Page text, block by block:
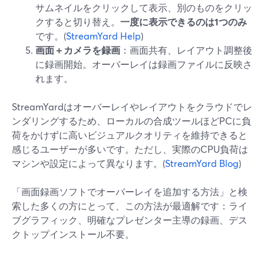
サムネイルをクリックして表示、別のものをクリッ
クすると切り替え。 一度に表示できるのは1つのみ
です。(StreamYard Help)
画面＋カメラを録画 ：画面共有、レイアウト調整後
に録画開始。オーバーレイは録画ファイルに反映さ
れます。
StreamYardはオーバーレイやレイアウトをクラウドでレ
ンダリングするため、ローカルの合成ツールほどPCに負
荷をかけずに高いビジュアルクオリティを維持できると
感じるユーザーが多いです。ただし、実際のCPU負荷は
マシンや設定によって異なります。(StreamYard Blog)
「画面録画ソフトでオーバーレイを追加する方法」と検
索した多くの方にとって、この方法が最適解です：ライ
ブグラフィック、明確なプレゼンター主導の録画、デス
クトップインストール不要。